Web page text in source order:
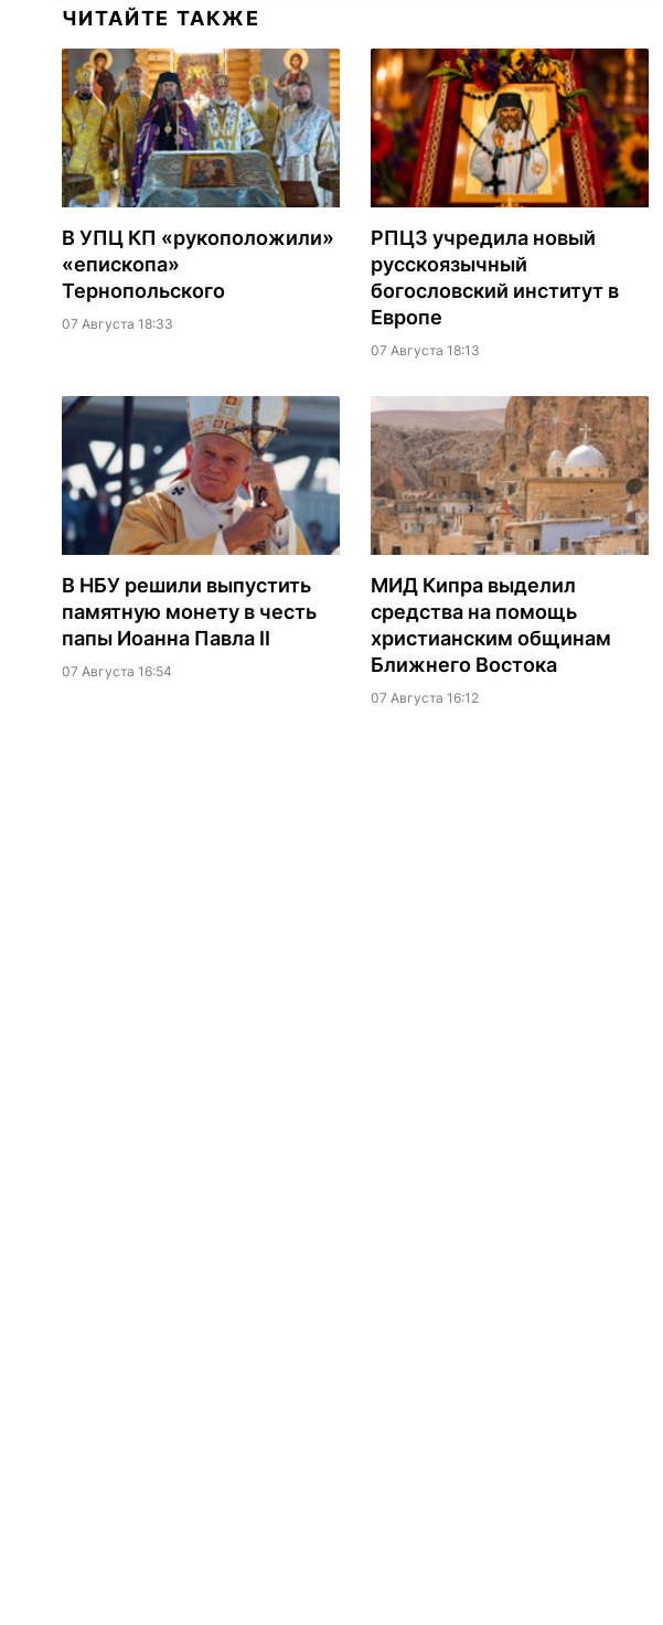
ЧИТАЙТЕ ТАКЖЕ
В УПЦ КП «рукоположили»
«епископа»
Тернопольского
07 Августа 18:33
РПЦЗ учредила новый
русскоязычный
богословский институт в
Европе
07 Августа 18:13
В НБУ решили выпустить
памятную монету в честь
папы Иоанна Павла II
07 Августа 16:54
МИД Кипра выделил
средства на помощь
христианским общинам
Ближнего Востока
07 Августа 16:12